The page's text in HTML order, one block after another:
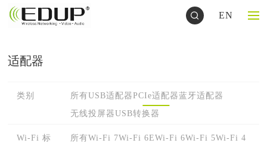
EN
适配器
类别 所有USB适配器PCIe适配器蓝牙适配器
无线投屏器USB转换器
Wi-Fi 标
所有Wi-Fi 7Wi-Fi 6EWi-Fi 6Wi-Fi 5Wi-Fi 4